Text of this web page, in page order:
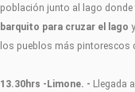
población junto al lago
barquito para cruzar el lago
los pueblos más pintorescos
13.30hrs -Limone. - Llegada